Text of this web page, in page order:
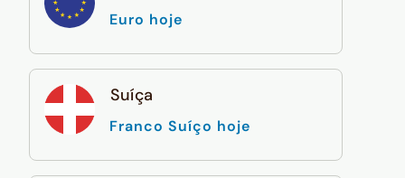
Euro hoje
Suíça
Franco Suíço hoje